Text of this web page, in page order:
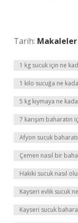
Tarih: Makaleler
1 kg sucuk için ne
1 kilo sucuğa ne
5 kg kıymaya ne
7 karışım baharatın
Afyon sucuk
Çemen nasıl bir
Hakiki sucuk nasıl
Kayseri evlik sucuk
Kayseri sucuk